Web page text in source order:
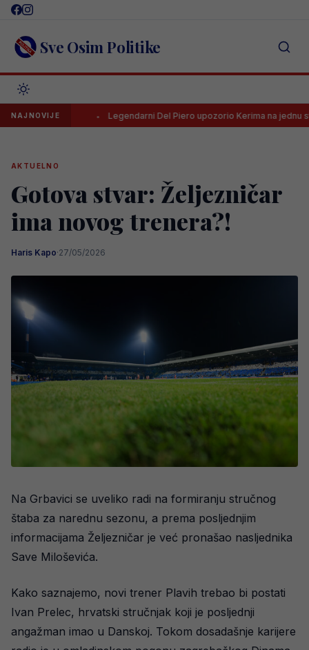
Skip
content Sve Osim Politike
NAJNOVIJELegendarni Del Piero upozorio Kerima na jednu stvar
AKTUELNO
Gotova stvar: Željezničar
ima novog trenera?!
Haris Kapo·27/05/2026
Na Grbavici se uveliko radi na formiranju stručnog
štaba za narednu sezonu, a prema posljednjim
informacijama Željezničar je već pronašao nasljednika
Save Miloševića.
Kako saznajemo, novi trener Plavih trebao bi postati
Ivan Prelec, hrvatski stručnjak koji je posljednji
angažman imao u Danskoj. Tokom dosadašnje karijere